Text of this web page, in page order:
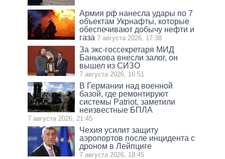
Армия рф нанесла удары по 7
объектам Укрнафты, которые
обеспечивают добычу нефти и
газа 7 августа 2026, 17:38
За экс-госсекретаря МИД
Банькова внесли залог, он
вышел из СИЗО
7 августа 2026, 16:51
В Германии над военной
базой, где ремонтируют
системы Patriot, заметили
неизвестные БПЛА
7 августа 2026, 21:45
Чехия усилит защиту
аэропортов после инцидента с
дроном в Лейпциге
7 августа 2026, 18:45